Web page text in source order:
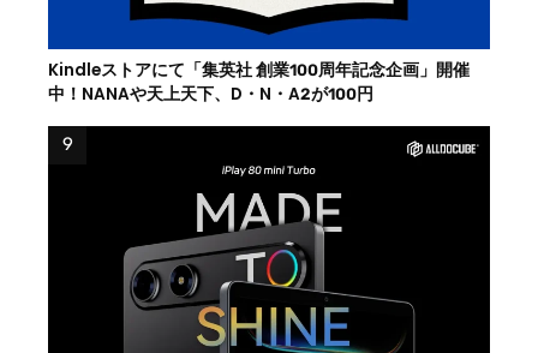
Kindleストアにて「集英社 創業100周年記念企画」開催
中！NANAや天上天下、D・N・A2が100円